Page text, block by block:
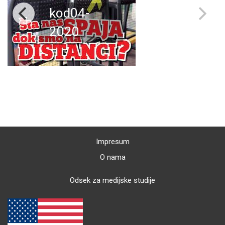
kod04-
2020
Impresum
O nama
Odsek za medijske studije